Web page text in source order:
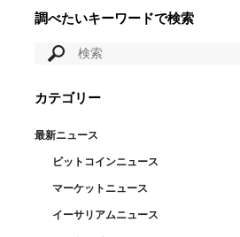
調べたいキーワードで検索
カテゴリー
最新ニュース
ビットコインニュース
マーケットニュース
イーサリアムニュース